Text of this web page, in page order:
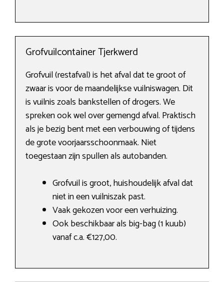
Grofvuilcontainer Tjerkwerd
Grofvuil (restafval) is het afval dat te groot of
zwaar is voor de maandelijkse vuilniswagen. Dit
is vuilnis zoals bankstellen of drogers. We
spreken ook wel over gemengd afval. Praktisch
als je bezig bent met een verbouwing of tijdens
de grote voorjaarsschoonmaak. Niet
toegestaan zijn spullen als autobanden.
Grofvuil is groot, huishoudelijk afval dat
niet in een vuilniszak past.
Vaak gekozen voor een verhuizing.
Ook beschikbaar als big-bag (1 kuub)
vanaf c.a. €127,00.